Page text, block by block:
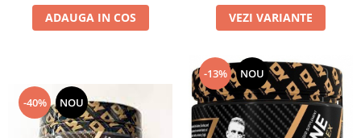
ADAUGA IN COS VEZI VARIANTE
-40% NOU
-13% NOU